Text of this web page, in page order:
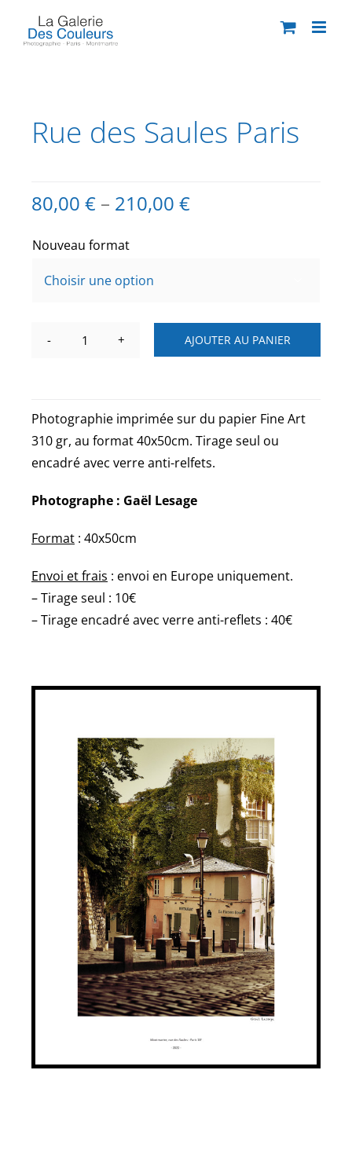
Rue des Saules Paris
80,00 €– 210,00 €
Nouveau format
quantité
des
Saules
AJOUTER AU PANIER
Photographie imprimée sur du papier Fine Art
310 gr, au format 40x50cm. Tirage seul ou
encadré avec verre anti-relfets.
Photographe : Gaël Lesage
Format: 40x50cm
Envoi et frais : envoi en Europe uniquement.
– Tirage seul : 10€
– Tirage encadré avec verre anti-reflets : 40€